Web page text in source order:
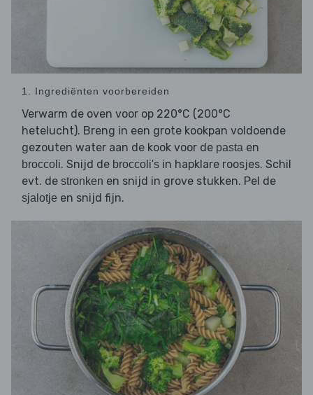
1. Ingrediënten voorbereiden
Verwarm de oven voor op 220°C (200°C
hetelucht). Breng in een grote kookpan voldoende
gezouten water aan de kook voor de pasta en
broccoli. Snijd de broccoli's in hapklare roosjes. Schil
evt. de stronken en snijd in grove stukken. Pel de
sjalotje en snijd fijn.